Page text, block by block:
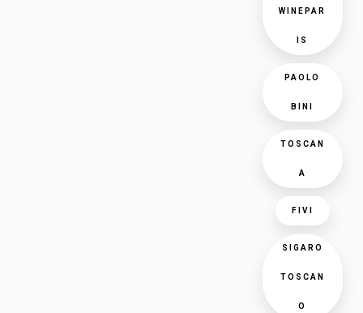
WINEPAR
IS
PAOLO
BINI
TOSCAN
A
FIVI
SIGARO
TOSCAN
O